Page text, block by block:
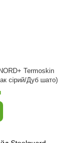
Termoskin
сірий/Дуб шато)